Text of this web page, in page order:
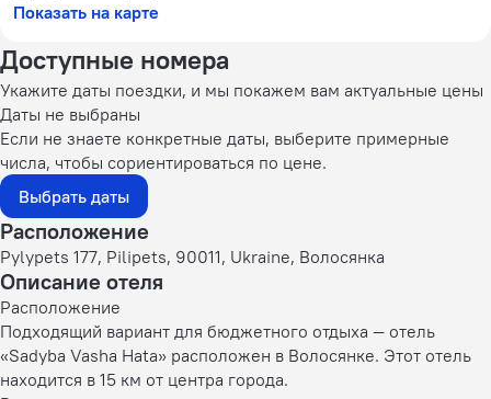
Показать на карте
Доступные номера
Укажите даты поездки, и мы покажем вам актуальные цены
Даты не выбраны
Если не знаете конкретные даты, выберите примерные
числа, чтобы сориентироваться по цене.
Выбрать даты
Расположение
Pylypets 177, Pilipets, 90011, Ukraine, Волосянка
Описание отеля
Расположение
Подходящий вариант для бюджетного отдыха — отель
«Sadyba Vasha Hata» расположен в Волосянке. Этот отель
находится в 15 км от центра города.